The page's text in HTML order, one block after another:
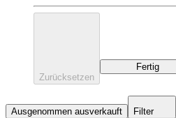
Zurücksetzen
Fertig
Ausgenommen ausverkauft Filter